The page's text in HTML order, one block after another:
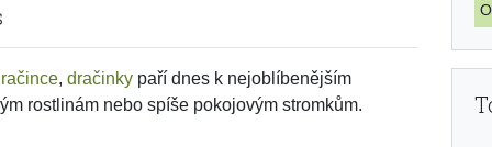
,dračinky paří dnes k nejoblíbenějším
rostlinám nebo spíše pokojovým stromkům.
O